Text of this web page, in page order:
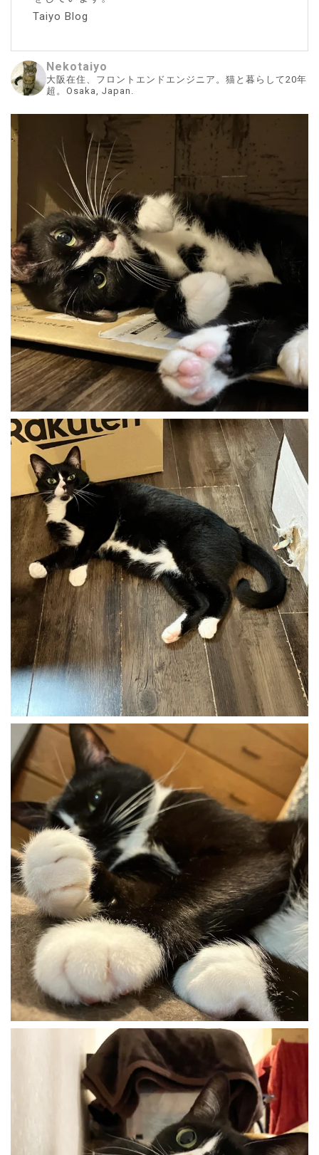
Taiyo Blog
Nekotaiyo
大阪在住、フロントエンドエンジニア。猫と暮らして20年
超。Osaka, Japan.